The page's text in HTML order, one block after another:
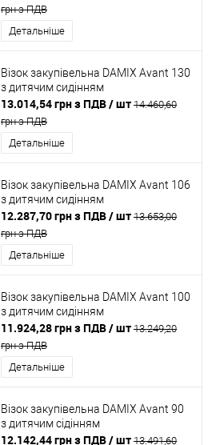
грн з ПДВ
Детальніше
Візок закупівельна DAMIX Avant 130
з дитячим сидінням
13.014,54 грн з ПДВ/ шт 14.460,60
грн з ПДВ
Детальніше
Візок закупівельна DAMIX Avant 106
з дитячим сидінням
12.287,70 грн з ПДВ/ шт 13.653,00
грн з ПДВ
Детальніше
Візок закупівельна DAMIX Avant 100
з дитячим сидінням
11.924,28 грн з ПДВ/ шт 13.249,20
грн з ПДВ
Детальніше
Візок закупівельна DAMIX Avant 90
з дитячим сідінням
12.142,44 грн з ПДВ/ шт 13.491,60